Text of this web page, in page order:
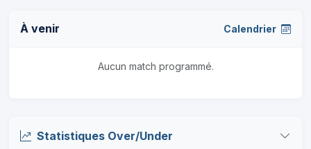
À venir Calendrier
Aucun match programmé.
Statistiques Over/Under